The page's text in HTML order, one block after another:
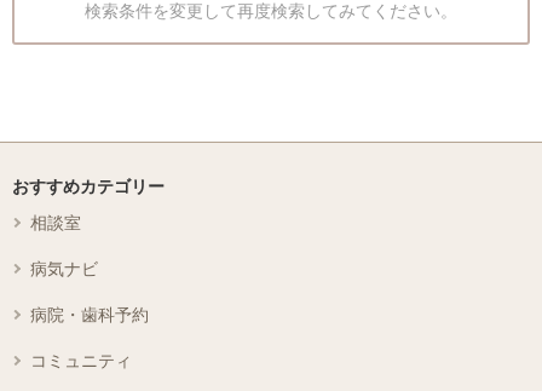
検索条件を変更して再度検索してみてください。
おすすめカテゴリー
相談室
病気ナビ
病院・歯科予約
コミュニティ